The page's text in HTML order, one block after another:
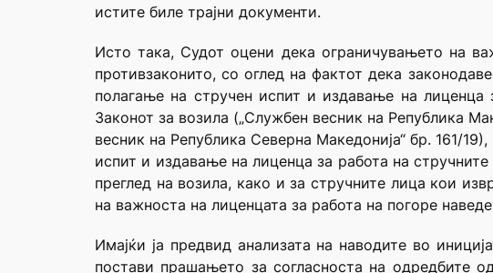
истите биле трајни документи.
Исто така, Судот оцени дека ограничувањето на
противзаконито, со оглед на фактот дека
полагање на стручен испит и издавање на
Законот за возила („Службен весник на Република
весник на Република Северна Македонија“ бр. 161/
испит и издавање на лиценца за работа на
преглед на возила, како и за стручните лица кои
на важноста на лиценцата за работа на погоре
Имајќи ја предвид анализата на наводите во
постави прашањето за согласноста на одредбите